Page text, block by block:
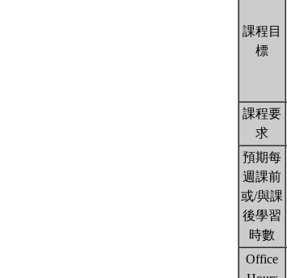
課程目
標
課程要
求
預期每
週課前
或/與課
後學習
時數
Office